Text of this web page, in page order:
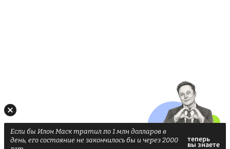
Если бы Илон Маск тратил по 1 млн долларов в
день, его состояние не закончилось бы и через 2000